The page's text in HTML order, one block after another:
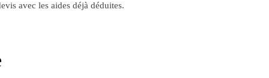
avec les aides déjà déduites.